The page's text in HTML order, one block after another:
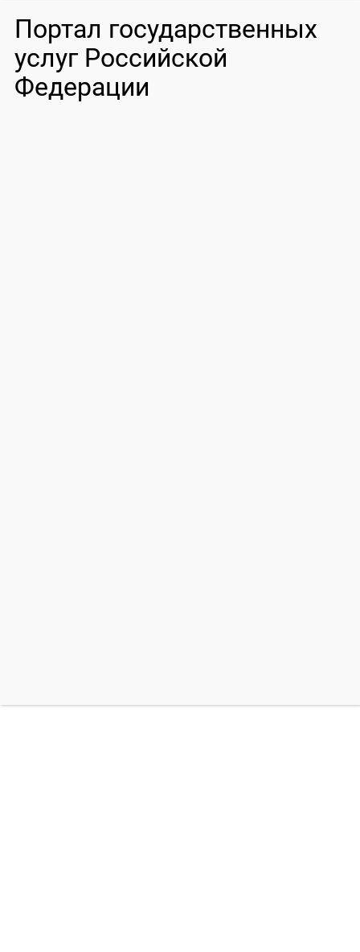
Портал государственных
услуг Российской
Федерации